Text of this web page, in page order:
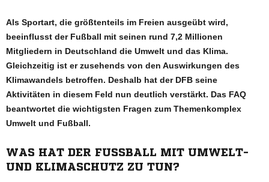
Als Sportart, die größtenteils im Freien ausgeübt wird,
beeinflusst der Fußball mit seinen rund 7,2 Millionen
Mitgliedern in Deutschland die Umwelt und das Klima.
Gleichzeitig ist er zusehends von den Auswirkungen des
Klimawandels betroffen. Deshalb hat der DFB seine
Aktivitäten in diesem Feld nun deutlich verstärkt. Das FAQ
beantwortet die wichtigsten Fragen zum Themenkomplex
Umwelt und Fußball.
WAS HAT DER FUSSBALL MIT UMWELT-
UND KLIMASCHUTZ ZU TUN?